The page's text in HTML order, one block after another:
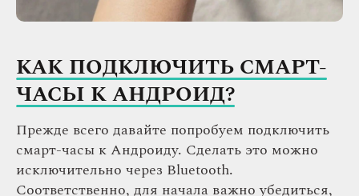
КАК ПОДКЛЮЧИТЬ СМАРТ-
ЧАСЫ К АНДРОИД?
Прежде всего давайте попробуем подключить
смарт-часы к Андроиду. Сделать это можно
исключительно через Bluetooth.
Соответственно, для начала важно убедиться,